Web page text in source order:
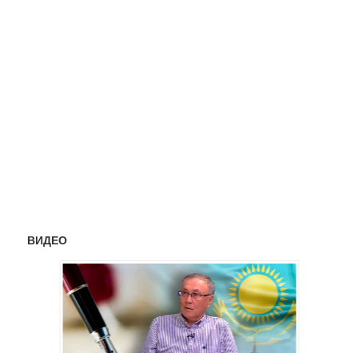
ВИДЕО